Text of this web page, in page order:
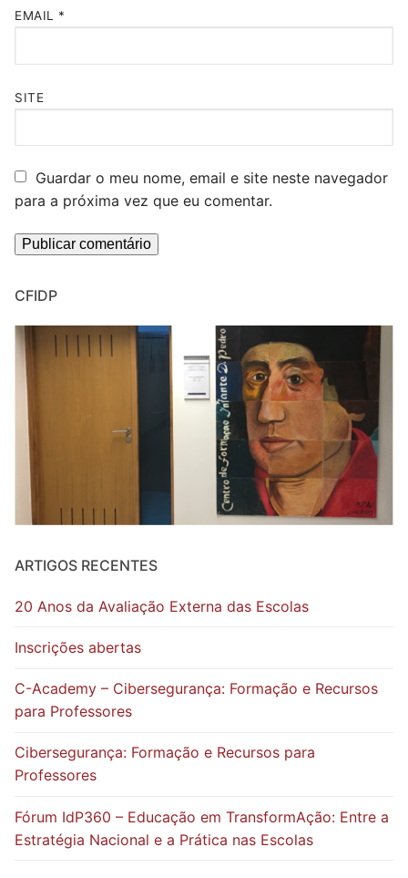
EMAIL *
SITE
Guardar o meu nome, email e site neste navegador
para a próxima vez que eu comentar.
CFIDP
ARTIGOS RECENTES
20 Anos da Avaliação Externa das Escolas
Inscrições abertas
C-Academy – Cibersegurança: Formação e Recursos
para Professores
Cibersegurança: Formação e Recursos para
Professores
Fórum IdP360 – Educação em TransformAção: Entre a
Estratégia Nacional e a Prática nas Escolas